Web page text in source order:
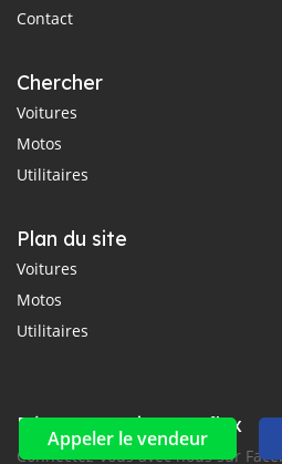
Appeler le vendeur
Contact
Chercher
Voitures
Motos
Utilitaires
Plan du site
Voitures
Motos
Utilitaires
Réseaux sociaux et flux
Connectez-vous avec nous sur